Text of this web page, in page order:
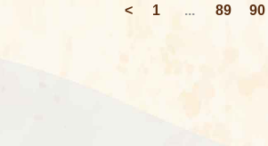
<上
1 ... 89 90